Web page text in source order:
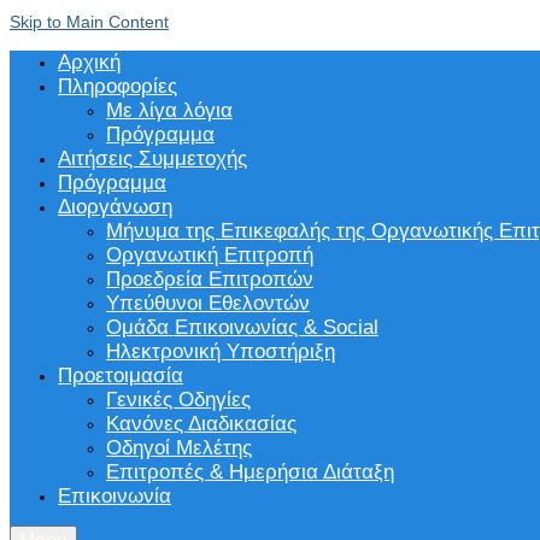
Skip to Main Content
Αρχική
Πληροφορίες
Με λίγα λόγια
Πρόγραμμα
Αιτήσεις Συμμετοχής
Πρόγραμμα
Διοργάνωση
Μήνυμα της Επικεφαλής της Οργανωτικής
Οργανωτική Επιτροπή
Προεδρεία Επιτροπών
Υπεύθυνοι Εθελοντών
Ομάδα Επικοινωνίας & Social
Ηλεκτρονική Υποστήριξη
Προετοιμασία
Γενικές Οδηγίες
Κανόνες Διαδικασίας
Οδηγοί Μελέτης
Επιτροπές & Ημερήσια Διάταξη
Επικοινωνία